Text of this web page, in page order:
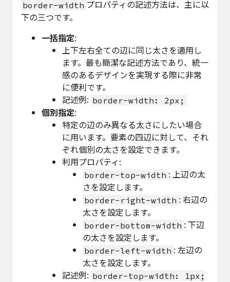
border-width プロパティの記述方法は、主に以
下の三つです。
一括指定:
上下左右全ての辺に同じ太さを適用し
ます。最も簡潔な記述方法であり、統一
感のあるデザインを実現する際に非常
に便利です。
記述例: border-width: 2px;
個別指定:
特定の辺のみ異なる太さにしたい場合
に用います。要素の四辺に対して、それ
ぞれ個別の太さを設定できます。
利用プロパティ:
border-top-width : 上辺の太
さを設定します。
border-right-width : 右辺の
太さを設定します。
border-bottom-width : 下辺
の太さを設定します。
border-left-width : 左辺の
太さを設定します。
記述例: border-top-width: 1px;